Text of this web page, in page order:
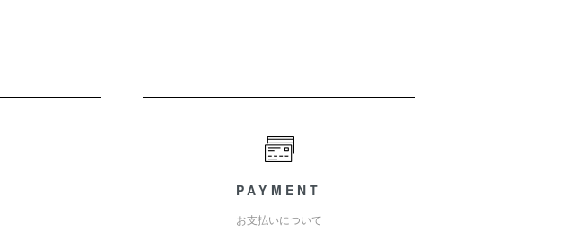
PAYMENT
お支払いについて